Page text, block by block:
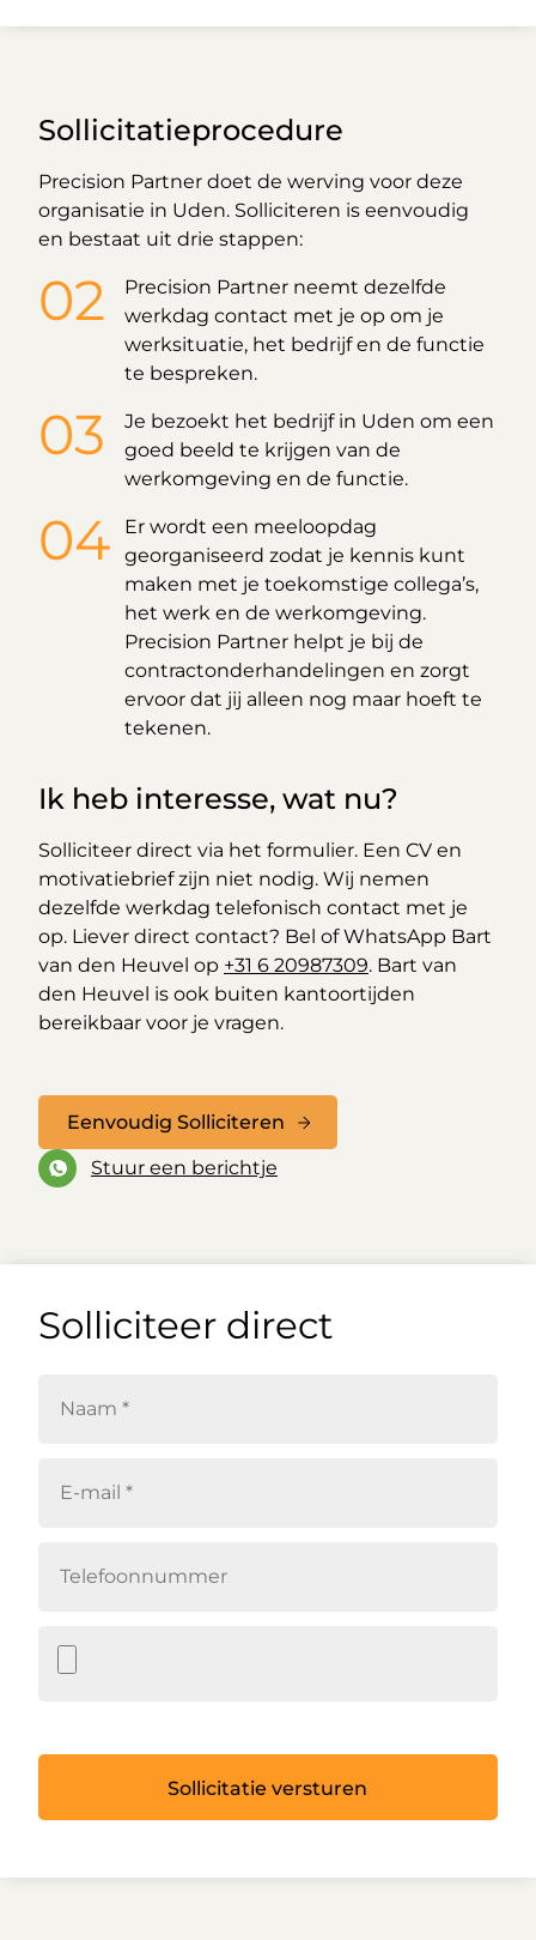
Sollicitatieprocedure
Precision Partner doet de werving voor deze
organisatie in Uden. Solliciteren is eenvoudig
en bestaat uit drie stappen:
Precision Partner neemt dezelfde
werkdag contact met je op om je
werksituatie, het bedrijf en de functie
te bespreken.
Je bezoekt het bedrijf in Uden om een
goed beeld te krijgen van de
werkomgeving en de functie.
Er wordt een meeloopdag
georganiseerd zodat je kennis kunt
maken met je toekomstige collega’s,
het werk en de werkomgeving.
Precision Partner helpt je bij de
contractonderhandelingen en zorgt
ervoor dat jij alleen nog maar hoeft te
tekenen.
Ik heb interesse, wat nu?
Solliciteer direct via het formulier. Een CV en
motivatiebrief zijn niet nodig. Wij nemen
dezelfde werkdag telefonisch contact met je
op. Liever direct contact? Bel of WhatsApp Bart
van den Heuvel op +31 6 20987309. Bart van
den Heuvel is ook buiten kantoortijden
bereikbaar voor je vragen.
Eenvoudig Solliciteren
Stuur een berichtje
Solliciteer direct
Sollicitatie versturen